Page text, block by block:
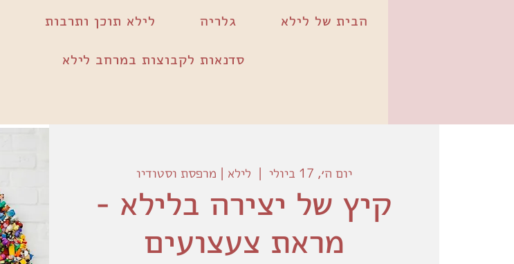
הבית של לילא גלריה לילא תוכן ותרבות
סדנאות לקבוצות במרחב לילא
יום ה׳, 17 ביולי
  |
לילא | מרפסת וסטודיו
קיץ של יצירה בלילא -
מראת צעצועים